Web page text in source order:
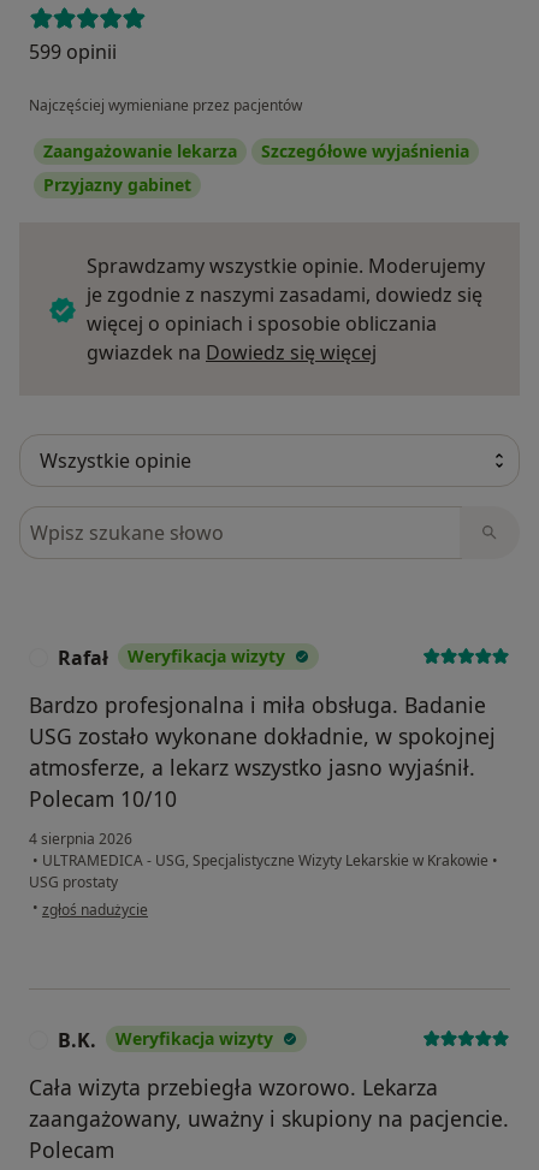
599 opinii
Najczęściej wymieniane przez pacjentów
Zaangażowanie lekarza
Szczegółowe wyjaśnienia
Przyjazny gabinet
Sprawdzamy wszystkie opinie. Moderujemy
je zgodnie z naszymi zasadami, dowiedz się
więcej o opiniach i sposobie obliczania
gwiazdek na Dowiedz się więcej
Szukaj w opiniach
Rafał Weryfikacja wizyty
Bardzo profesjonalna i miła obsługa. Badanie
USG zostało wykonane dokładnie, w spokojnej
atmosferze, a lekarz wszystko jasno wyjaśnił.
Polecam 10/10
4 sierpnia 2026
• ULTRAMEDICA - USG, Specjalistyczne Wizyty Lekarskie w Krakowie •
USG prostaty
• w opinii użytkownika Rafał
zgłoś nadużycie
B.K. Weryfikacja wizyty
Cała wizyta przebiegła wzorowo. Lekarza
zaangażowany, uważny i skupiony na pacjencie.
Polecam